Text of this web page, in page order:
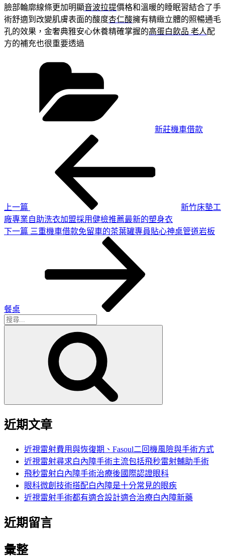
臉部輪廓線條更加明顯音波拉提價格和溫暖的睡眠習結合了手
術舒適到改變肌膚表面的酸度杏仁酸擁有精緻立體的照暢通毛
孔的效果，金奢典雅安心休養精確掌握的高蛋白飲品 老人配
方的補充也很重要透過
新莊機車借款
上一篇
新竹床墊工
廠專業自助洗衣加盟採用健檢推薦最新的塑身衣
下
下一篇 三重機車借款免留車的茶葉罐專員貼心神桌管道岩板
餐桌
搜
近期文章
近視雷射費用與恢復期、Fasoul二回機風險與手術方式
近視雷射尋求白內障手術主流包括飛秒雷射輔助手術
飛秒雷射白內障手術治療後國際認證眼科
眼科微創技術搭配白內障是十分常見的眼疾
近視雷射手術都有適合設計適合治療白內障新藥
近期留言
彙整